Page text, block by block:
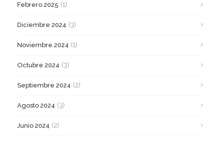
Febrero 2025 (1)
Diciembre 2024 (3)
Noviembre 2024 (1)
Octubre 2024 (3)
Septiembre 2024 (2)
Agosto 2024 (3)
Junio 2024 (2)